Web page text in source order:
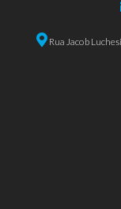
Rua Jacob